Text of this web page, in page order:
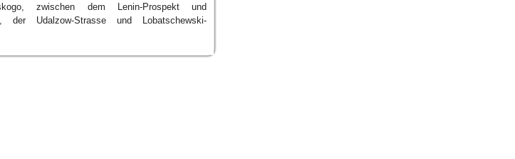
zwischen dem Lenin-Prospekt und
der Udalzow-Strasse und Lobatschewski-